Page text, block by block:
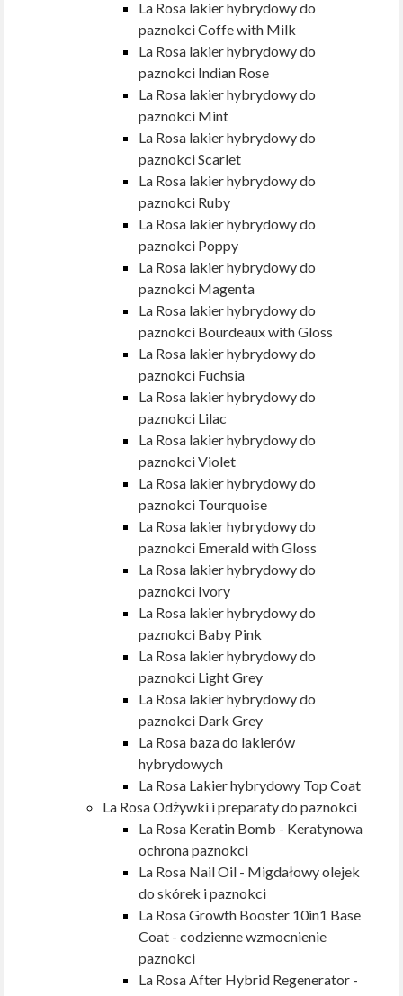
La Rosa lakier hybrydowy do
paznokci Coffe with Milk
La Rosa lakier hybrydowy do
paznokci Indian Rose
La Rosa lakier hybrydowy do
paznokci Mint
La Rosa lakier hybrydowy do
paznokci Scarlet
La Rosa lakier hybrydowy do
paznokci Ruby
La Rosa lakier hybrydowy do
paznokci Poppy
La Rosa lakier hybrydowy do
paznokci Magenta
La Rosa lakier hybrydowy do
paznokci Bourdeaux with Gloss
La Rosa lakier hybrydowy do
paznokci Fuchsia
La Rosa lakier hybrydowy do
paznokci Lilac
La Rosa lakier hybrydowy do
paznokci Violet
La Rosa lakier hybrydowy do
paznokci Tourquoise
La Rosa lakier hybrydowy do
paznokci Emerald with Gloss
La Rosa lakier hybrydowy do
paznokci Ivory
La Rosa lakier hybrydowy do
paznokci Baby Pink
La Rosa lakier hybrydowy do
paznokci Light Grey
La Rosa lakier hybrydowy do
paznokci Dark Grey
La Rosa baza do lakierów
hybrydowych
La Rosa Lakier hybrydowy Top Coat
La Rosa Odżywki i preparaty do paznokci
La Rosa Keratin Bomb - Keratynowa
ochrona paznokci
La Rosa Nail Oil - Migdałowy olejek
do skórek i paznokci
La Rosa Growth Booster 10in1 Base
Coat - codzienne wzmocnienie
paznokci
La Rosa After Hybrid Regenerator -